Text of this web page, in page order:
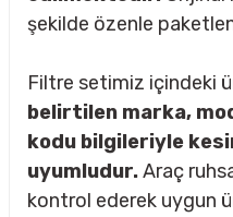
Ürünleri
şekilde özenle
Filtre setimiz içindeki
belirtilen marka,
kodu bilgileriyle
uyumludur.Araç
kontrol ederek uygun